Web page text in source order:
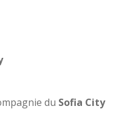
du Sofia City